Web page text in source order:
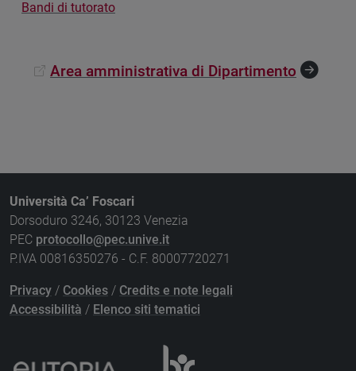
Bandi di tutorato
Area amministrativa di Dipartimento
Università Ca’ Foscari
Dorsoduro 3246, 30123 Venezia
PEC protocollo@pec.unive.it
P.IVA 00816350276 - C.F. 80007720271
Privacy / Cookies / Credits e note legali
Accessibilità / Elenco siti tematici